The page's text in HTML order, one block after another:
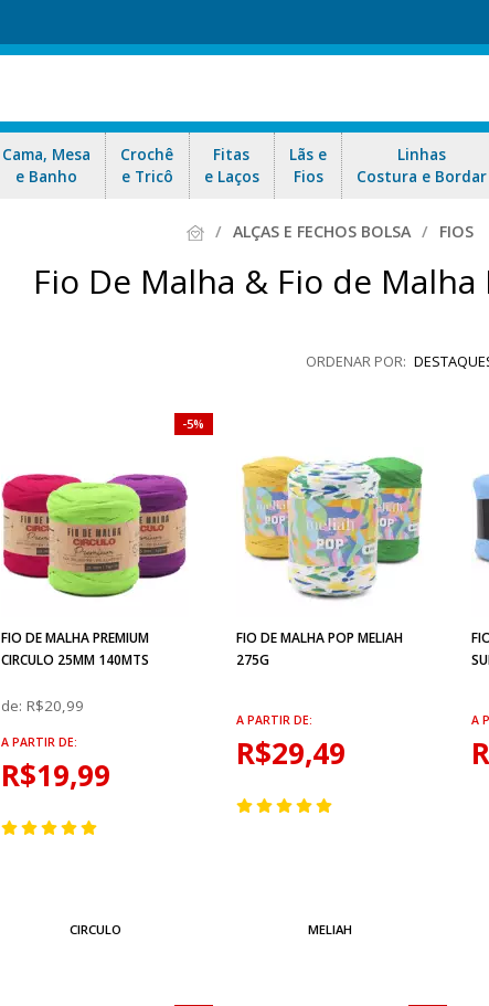
Cama, Mesa
e Banho
Crochê
e Tricô
Fitas
e Laços
Lãs e
Fios
Linhas
Costura e Bordar
ALÇAS E FECHOS BOLSA FIOS
Fio De Malha & Fio de
FIO DE MALHA PREMIUM
CIRCULO 25MM 140MTS
de:R$20,99
A PARTIR DE:
R$19,99
5%
CIRCULO
FIO DE MALHA POP MELIAH
275G
A PARTIR DE:
R$29,49
MELIAH
A